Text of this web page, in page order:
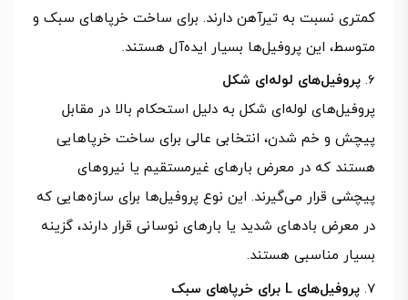
کمتری نسبت به تیرآهن دارند. برای ساخت خرپاهای سبک و
متوسط، این پروفیل‌ها بسیار ایده‌آل هستند.
پروفیل‌های لوله‌ای شکل
پروفیل‌های لوله‌ای شکل به دلیل استحکام بالا در مقابل
پیچش و خم شدن، انتخابی عالی برای ساخت خرپاهایی
هستند که در معرض بارهای غیرمستقیم یا نیروهای
پیچشی قرار می‌گیرند. این نوع پروفیل‌ها برای سازه‌هایی که
در معرض بادهای شدید یا بارهای نوسانی قرار دارند، گزینه
بسیار مناسبی هستند.
پروفیل‌های L برای خرپاهای سبک